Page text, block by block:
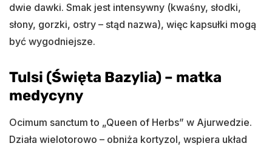
dwie dawki. Smak jest intensywny (kwaśny, słodki,
słony, gorzki, ostry – stąd nazwa), więc kapsułki mogą
być wygodniejsze.
Tulsi (Święta Bazylia) – matka
medycyny
Ocimum sanctum to „Queen of Herbs” w Ajurwedzie.
Działa wielotorowo – obniża kortyzol, wspiera układ